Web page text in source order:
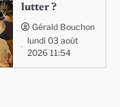
lutter ?
Gérald Bouchon
lundi 03 août
2026 11:54